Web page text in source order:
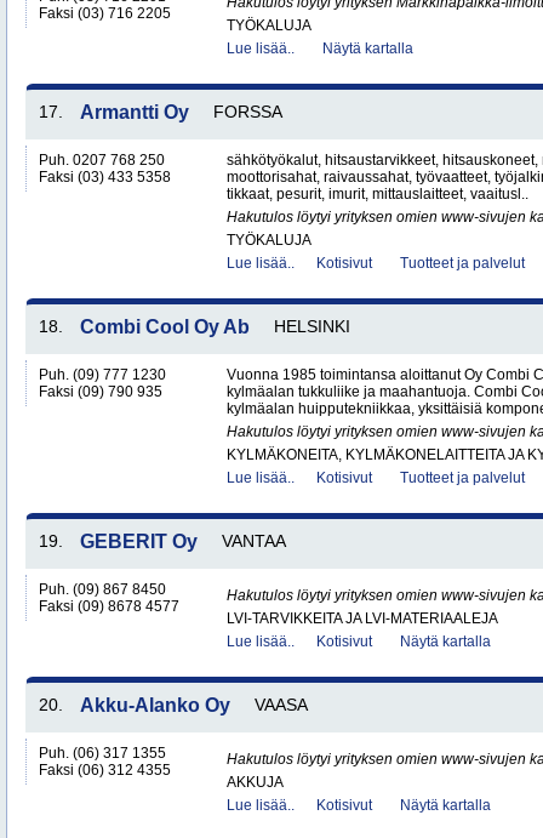
Faksi (03) 716 2205
TYÖKALUJA
Lue lisää..
Näytä kartalla
17. Armantti Oy FORSSA
Puh. 0207 768 250
Faksi (03) 433 5358
sähkötyökalut, hitsaustarvikkeet,
moottorisahat, raivaussahat, työvaatteet,
tikkaat, pesurit, imurit, mittauslaitteet, vaaitusl..
Hakutulos löytyi yrityksen omien www-sivujen
TYÖKALUJA
Lue lisää..
Kotisivut Tuotteet ja palvelut
18. Combi Cool Oy Ab HELSINKI
Puh. (09) 777 1230
Faksi (09) 790 935
Vuonna 1985 toimintansa aloittanut Oy Combi
kylmäalan tukkuliike ja maahantuoja. Combi
kylmäalan huipputekniikkaa, yksittäisiä
Hakutulos löytyi yrityksen omien www-sivujen
KYLMÄKONEITA, KYLMÄKONELAITTEITA JA
Lue lisää..
Kotisivut Tuotteet ja palvelut
19. GEBERIT Oy VANTAA
Puh. (09) 867 8450
Faksi (09) 8678 4577
Hakutulos löytyi yrityksen omien www-sivujen
LVI-TARVIKKEITA JA LVI-MATERIAALEJA
Lue lisää..
Kotisivut Näytä kartalla
20. Akku-Alanko Oy VAASA
Puh. (06) 317 1355
Faksi (06) 312 4355
Hakutulos löytyi yrityksen omien www-sivujen
AKKUJA
Lue lisää..
Kotisivut Näytä kartalla